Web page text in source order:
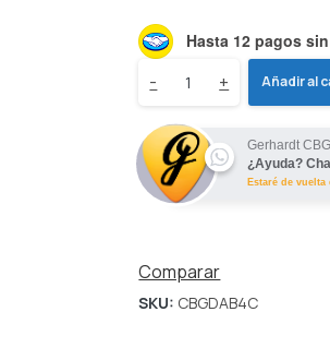
Hasta 12 pagos
Cigar
Box
Guitar
Abeto
cantidad
- + Añadir al
Gerhardt
¿Ayuda?
Estaré de vuelta
Comparar
SKU: CBGDAB4C